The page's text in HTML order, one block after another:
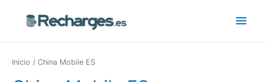
Inicio / China Mobile ES